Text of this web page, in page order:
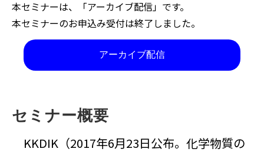
本セミナーは、「アーカイブ配信」です。
本セミナーのお申込み受付は終了しました。
アーカイブ配信
セミナー概要
KKDIK（2017年6月23日公布。化学物質の